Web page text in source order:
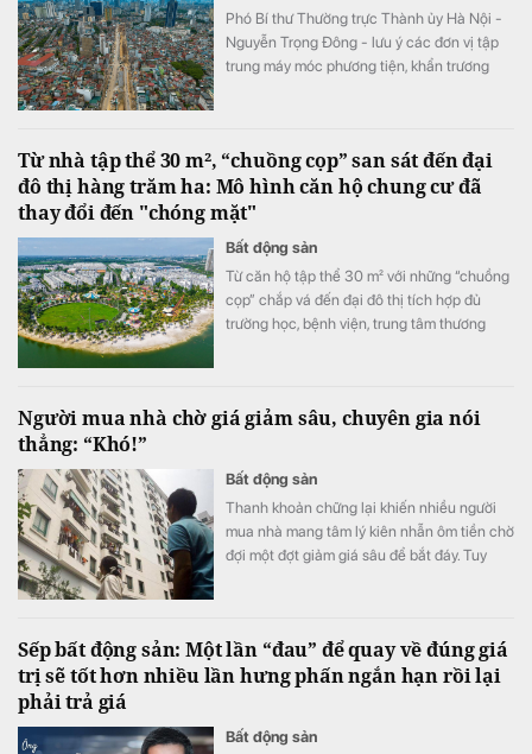
Phó Bí thư Thường trực Thành ủy Hà Nội -
Nguyễn Trọng Đông - lưu ý các đơn vị tập
trung máy móc phương tiện, khẩn trương
Từ nhà tập thể 30 m², “chuồng cọp” san sát đến đại
đô thị hàng trăm ha: Mô hình căn hộ chung cư đã
thay đổi đến "chóng mặt"
Bất động sản
Từ căn hộ tập thể 30 m² với những “chuồng
cọp” chắp vá đến đại đô thị tích hợp đủ
trường học, bệnh viện, trung tâm thương
Người mua nhà chờ giá giảm sâu, chuyên gia nói
thẳng: “Khó!”
Bất động sản
Thanh khoản chững lại khiến nhiều người
mua nhà mang tâm lý kiên nhẫn ôm tiền chờ
đợi một đợt giảm giá sâu để bắt đáy. Tuy
giảm của thị trường.
Sếp bất động sản: Một lần “đau” để quay về đúng giá
trị sẽ tốt hơn nhiều lần hưng phấn ngắn hạn rồi lại
phải trả giá
Bất động sản